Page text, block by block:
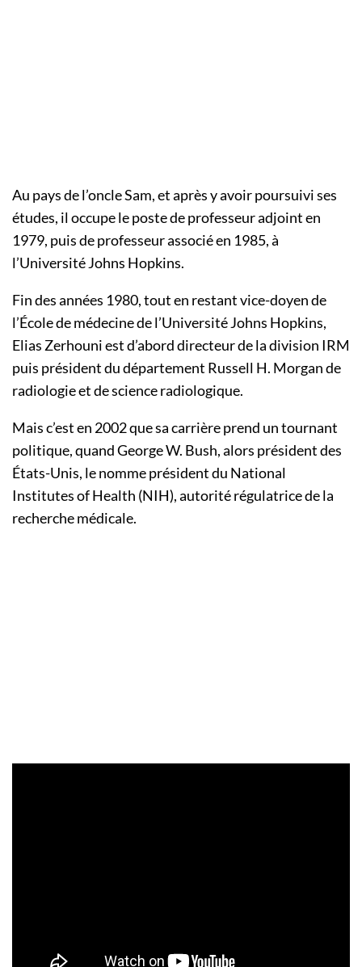
Au pays de l’oncle Sam, et après y avoir poursuivi ses
études, il occupe le poste de professeur adjoint en
1979, puis de professeur associé en 1985, à
l’Université Johns Hopkins.
Fin des années 1980, tout en restant vice-doyen de
l’École de médecine de l’Université Johns Hopkins,
Elias Zerhouni est d’abord directeur de la division IRM
puis président du département Russell H. Morgan de
radiologie et de science radiologique.
Mais c’est en 2002 que sa carrière prend un tournant
politique, quand George W. Bush, alors président des
États-Unis, le nomme président du National
Institutes of Health (NIH), autorité régulatrice de la
recherche médicale.